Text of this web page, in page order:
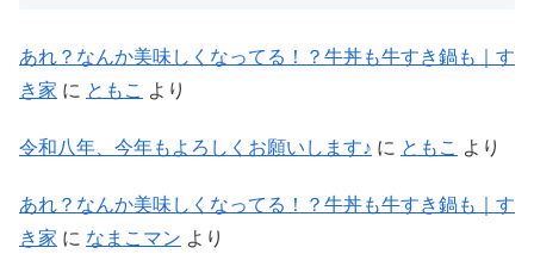
あれ？なんか美味しくなってる！？牛丼も牛すき鍋も｜す
き家 に ともこ より
令和八年、今年もよろしくお願いします♪ に ともこ より
あれ？なんか美味しくなってる！？牛丼も牛すき鍋も｜す
き家 に なまこマン より